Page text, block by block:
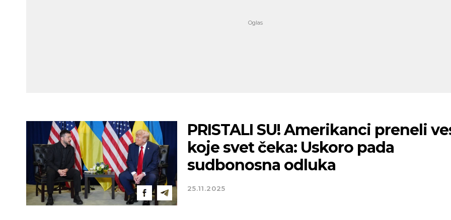
PRISTALI SU! Amerikanci preneli
koje svet čeka: Uskoro pada
sudbonosna odluka
25.11.2025